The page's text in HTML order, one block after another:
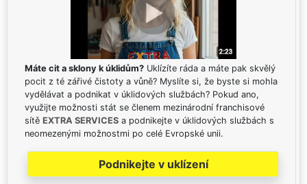
Máte cit a sklony k úklidům? Uklízíte ráda a máte pak skvělý
pocit z té zářivé čistoty a vůně? Myslíte si, že byste si mohla
vydělávat a podnikat v úklidových službách? Pokud ano,
využijte možnosti stát se členem mezinárodní franchisové
sítě EXTRA SERVICES a podnikejte v úklidových službách s
neomezenými možnostmi po celé Evropské unii.
Podnikejte v uklízení